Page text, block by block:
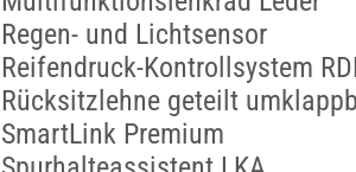
Regen- und Lichtsensor
Reifendruck-Kontrollsystem
Rücksitzlehne geteilt
SmartLink Premium